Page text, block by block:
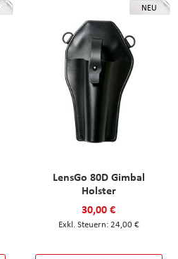
NEU
LensGo 80D Gimbal
Holster
30,00 €
24,00 €